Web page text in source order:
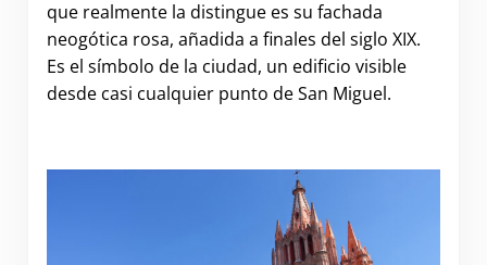
que realmente la distingue es su fachada
neogótica rosa, añadida a finales del siglo XIX.
Es el símbolo de la ciudad, un edificio visible
desde casi cualquier punto de San Miguel.